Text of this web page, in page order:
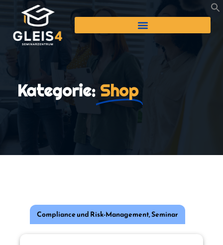
Kategorie: Shop
Compliance und Risk-Management,Seminar